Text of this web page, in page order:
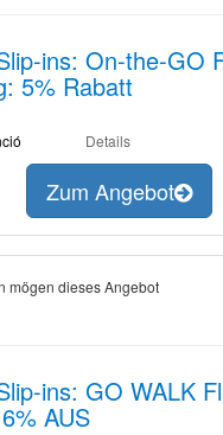
ins: On-the-GO
5% Rabatt
Details
Zum Angebot
mögen dieses Angebot
ins: GO WALK
AUS